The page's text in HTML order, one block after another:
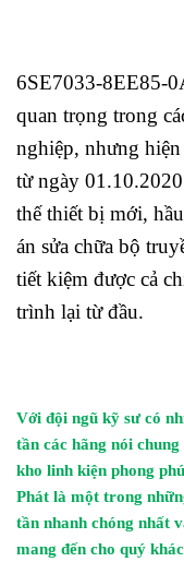
6SE7033-8EE85-
quan trọng trong
nghiệp, nhưng
từ ngày
thế thiết bị mới,
án sửa chữa bộ
tiết kiệm được cả
trình lại từ đầu.
Với đội ngũ kỹ sư có
tần các hãng nói chung
kho linh kiện phong
Phát là một trong
tần nhanh chóng nhất
mang đến cho quý